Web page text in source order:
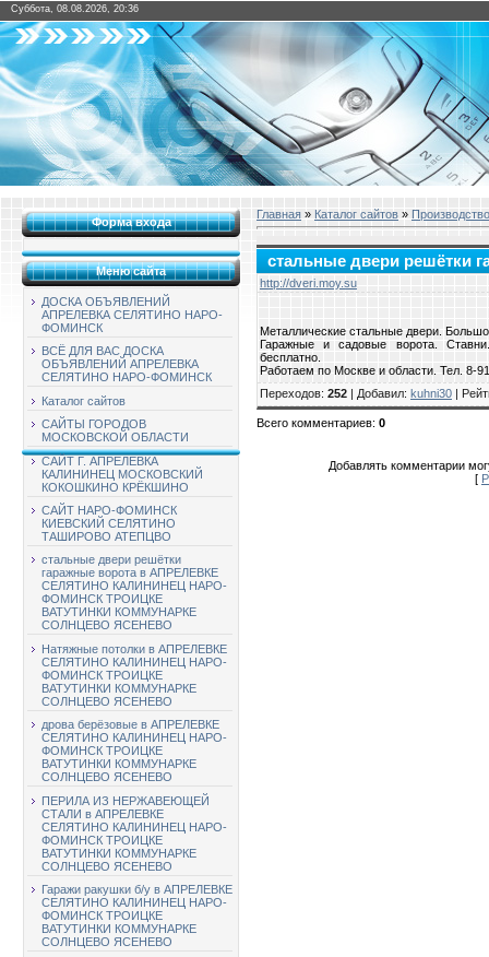
Суббота, 08.08.2026, 20:36
Форма входа
Меню сайта
ДОСКА ОБЪЯВЛЕНИЙ
АПРЕЛЕВКА СЕЛЯТИНО НАРО-
ФОМИНСК
ВСЁ ДЛЯ ВАС ДОСКА
ОБЪЯВЛЕНИЙ АПРЕЛЕВКА
СЕЛЯТИНО НАРО-ФОМИНСК
Каталог сайтов
САЙТЫ ГОРОДОВ
МОСКОВСКОЙ ОБЛАСТИ
САЙТ Г. АПРЕЛЕВКА
КАЛИНИНЕЦ МОСКОВСКИЙ
КОКОШКИНО КРЁКШИНО
САЙТ НАРО-ФОМИНСК
КИЕВСКИЙ СЕЛЯТИНО
ТАШИРОВО АТЕПЦВО
стальные двери решётки
гаражные ворота в АПРЕЛЕВКЕ
СЕЛЯТИНО КАЛИНИНЕЦ НАРО-
ФОМИНСК ТРОИЦКЕ
ВАТУТИНКИ КОММУНАРКЕ
СОЛНЦЕВО ЯСЕНЕВО
Натяжные потолки в АПРЕЛЕВКЕ
СЕЛЯТИНО КАЛИНИНЕЦ НАРО-
ФОМИНСК ТРОИЦКЕ
ВАТУТИНКИ КОММУНАРКЕ
СОЛНЦЕВО ЯСЕНЕВО
дрова берёзовые в АПРЕЛЕВКЕ
СЕЛЯТИНО КАЛИНИНЕЦ НАРО-
ФОМИНСК ТРОИЦКЕ
ВАТУТИНКИ КОММУНАРКЕ
СОЛНЦЕВО ЯСЕНЕВО
ПЕРИЛА ИЗ НЕРЖАВЕЮЩЕЙ
СТАЛИ в АПРЕЛЕВКЕ
СЕЛЯТИНО КАЛИНИНЕЦ НАРО-
ФОМИНСК ТРОИЦКЕ
ВАТУТИНКИ КОММУНАРКЕ
СОЛНЦЕВО ЯСЕНЕВО
Гаражи ракушки б/у в АПРЕЛЕВКЕ
СЕЛЯТИНО КАЛИНИНЕЦ НАРО-
ФОМИНСК ТРОИЦКЕ
ВАТУТИНКИ КОММУНАРКЕ
СОЛНЦЕВО ЯСЕНЕВО
Главная » Каталог сайтов » Производство
стальные двери решётки
http://dveri.moy.su
Металлические стальные двери.
Гаражные и садовые ворота.
бесплатно.
Работаем по Москве и области. Тел. 8-
Переходов: 252 | Добавил: kuhni30 |
Всего комментариев: 0
Добавлять комментарии
[